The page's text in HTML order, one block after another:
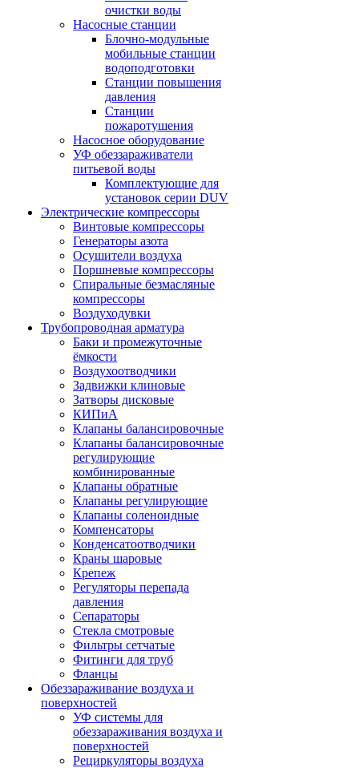
очистки воды
Насосные станции
Блочно-модульные
мобильные станции
водоподготовки
Станции повышения
давления
Станции
пожаротушения
Насосное оборудование
УФ обеззараживатели
питьевой воды
Комплектующие для
установок серии DUV
Электрические компрессоры
Винтовые компрессоры
Генераторы азота
Осушители воздуха
Поршневые компрессоры
Спиральные безмасляные
компрессоры
Воздуходувки
Трубопроводная арматура
Баки и промежуточные
ёмкости
Воздухоотводчики
Задвижки клиновые
Затворы дисковые
КИПиА
Клапаны балансировочные
Клапаны балансировочные
регулирующие
комбинированные
Клапаны обратные
Клапаны регулирующие
Клапаны соленоидные
Компенсаторы
Конденсатоотводчики
Краны шаровые
Крепеж
Регуляторы перепада
давления
Сепараторы
Стекла смотровые
Фильтры сетчатые
Фитинги для труб
Фланцы
Обеззараживание воздуха и
поверхностей
УФ системы для
обеззараживания воздуха и
поверхностей
Рециркуляторы воздуха